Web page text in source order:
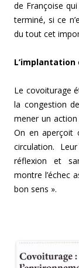
de Françoise
terminé, si ce
du tout cet
Le covoiturage
la congestion
mener un
On en aperçoit
circulation.
réflexion et
montre l’échec
bon sens ».